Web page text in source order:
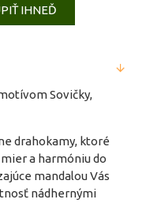
IHNEĎ
Sovičky,
drahokamy, ktoré
a harmóniu do
mandalou Vás
nádhernými